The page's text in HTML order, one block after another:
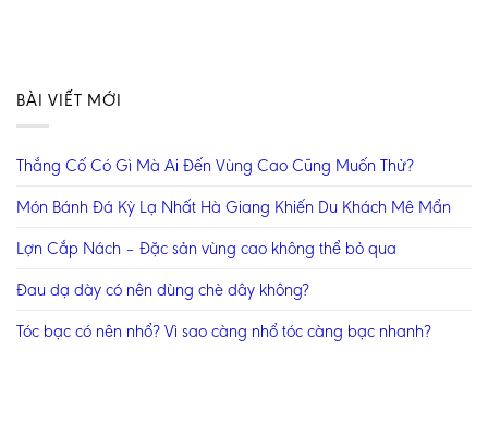
BÀI VIẾT MỚI
Thắng Cố Có Gì Mà Ai Đến Vùng Cao Cũng Muốn Thử?
Món Bánh Đá Kỳ Lạ Nhất Hà Giang Khiến Du Khách Mê Mẩn
Lợn Cắp Nách – Đặc sản vùng cao không thể bỏ qua
Đau dạ dày có nên dùng chè dây không?
Tóc bạc có nên nhổ? Vì sao càng nhổ tóc càng bạc nhanh?